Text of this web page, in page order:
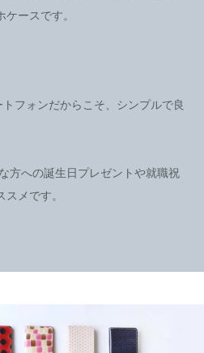
ースです。
フォンだからこそ、シンプルで良
方への誕生日プレゼントや就職祝
メです。